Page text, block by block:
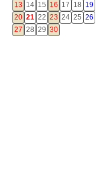
13 14 15 16 17 18 19
20 21 22 23 24 25 26
27 28 29 30